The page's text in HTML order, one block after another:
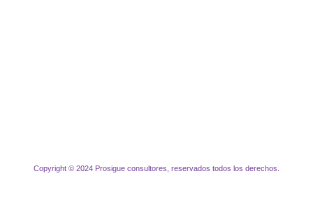
Copyright © 2024 Prosigue consultores, reservados todos los derechos.